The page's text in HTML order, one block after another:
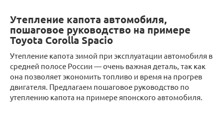
Утепление капота автомобиля,
пошаговое руководство на примере
Toyota Corolla Spacio
Утепление капота зимой при эксплуатации автомобиля в
средней полосе России — очень важная деталь, так как
она позволяет экономить топливо и время на прогрев
двигателя. Предлагаем пошаговое руководство по
утеплению капота на примере японского автомобиля.